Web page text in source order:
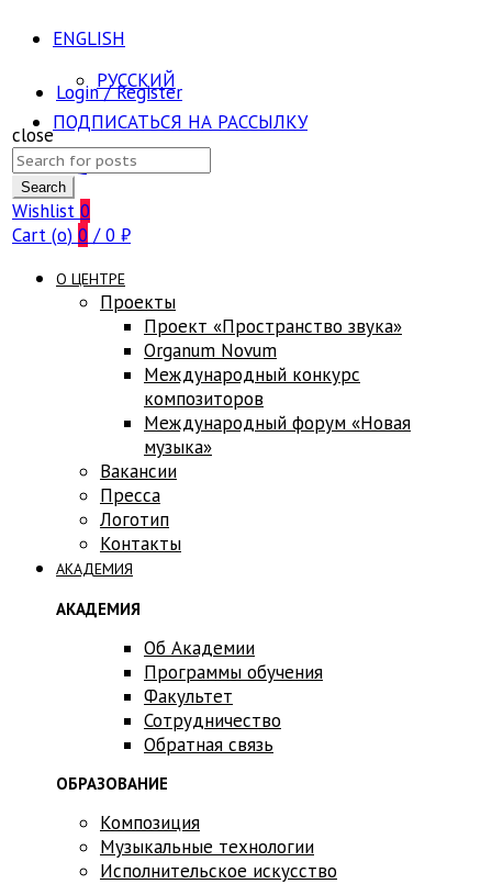
ENGLISH
РУССКИЙ
ПОДПИСАТЬСЯ НА РАССЫЛКУ
FAQ
Login / Register
close
Search
for:
Search
Wishlist 0
Cart (o) 0 / 0 ₽
О ЦЕНТРЕ
Проекты
Проект «Пространство звука»
Оrganum Novum
Международный конкурс
композиторов
Международный форум «Новая
музыка»
Вакансии
Пресса
Логотип
Контакты
АКАДЕМИЯ
АКАДЕМИЯ
Об Академии
Программы обучения
Факультет
Сотрудничество
Обратная связь
ОБРАЗОВАНИЕ
Композиция
Музыкальные технологии
Исполнительское искусство